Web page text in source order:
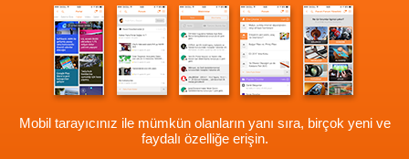
Mobil tarayıcınız ile mümkün olanların yanı sıra, birçok yeni ve
faydalı özelliğe erişin.